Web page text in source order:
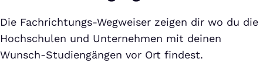
Die Fachrichtungs-Wegweiser zeigen dir wo du die
Hochschulen und Unternehmen mit deinen
Wunsch-Studiengängen vor Ort findest.